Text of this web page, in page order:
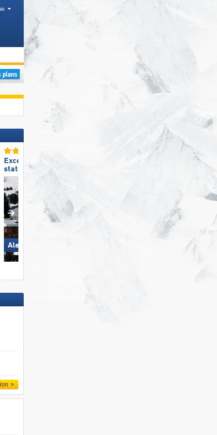
(Landkreis), Chaînes de montagnes
Excellente
station de ski familiale
Aletsch Arena
Excellente
Pizol – Bad Ragaz/​